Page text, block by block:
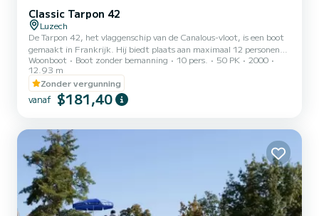
Classic Tarpon 42
Luzech
De Tarpon 42, het vlaggenschip van de Canalous-vloot, is een boot
gemaakt in Frankrijk. Hij biedt plaats aan maximaal 12 personen
aan boord, maar is comfortabeler voor 8 tot 10 personen. Hij
bestaat uit 4 hutten : 1 voorkajuit met 1 tweepersoonsbed en 1
eenpersoonsbed, 1 middenkajuit met 1 tweepersoonsbed, 1
dubbele achterkajuit aan bakboord en 1 achterkajuit aan
stuurboord met 2 eenpersoonsstapelbedden en 1 eenpersoonsbed
tweepersoons...
Woonboot Boot zonder bemanning 10 pers. 50 PK
2000
12.93 m
Zonder vergunning
vanaf $181,40